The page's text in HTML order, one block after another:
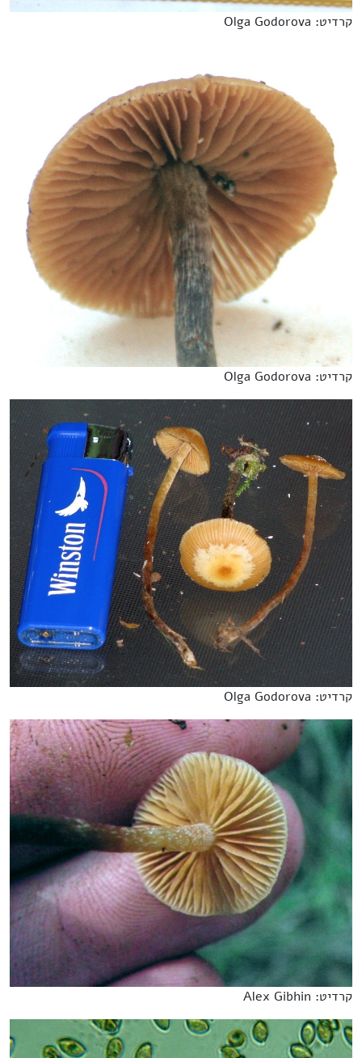
קרדיט: Olga Godorova
קרדיט: Olga Godorova
קרדיט: Olga Godorova
קרדיט: Alex Gibhin